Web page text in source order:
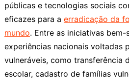
públicas e tecnologias sociais
eficazes para a erradicação da
mundo. Entre as iniciativas bem-
experiências nacionais voltadas
vulneráveis, como transferência
escolar, cadastro de famílias